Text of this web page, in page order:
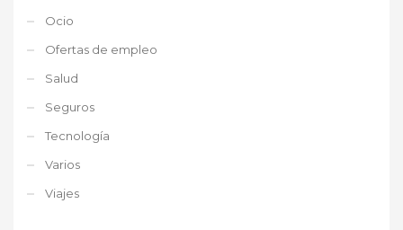
Ocio
Ofertas de empleo
Salud
Seguros
Tecnología
Varios
Viajes